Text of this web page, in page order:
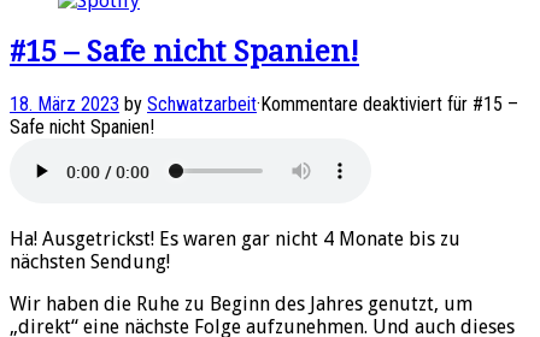
#15 – Safe nicht Spanien!
18. März 2023 by Schwatzarbeit· Kommentare deaktiviert für #15 –
Safe nicht Spanien!
Ha! Ausgetrickst! Es waren gar nicht 4 Monate bis zu
nächsten Sendung!
Wir haben die Ruhe zu Beginn des Jahres genutzt, um
„direkt“ eine nächste Folge aufzunehmen. Und auch dieses